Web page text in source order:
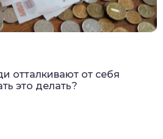
отталкивают от себя
это делать?